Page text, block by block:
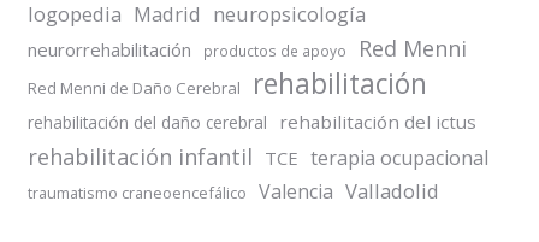
logopedia Madrid neuropsicología
neurorrehabilitación productos de apoyo Red Menni
Red Menni de Daño Cerebral rehabilitación
rehabilitación del daño cerebral rehabilitación del ictus
rehabilitación infantil TCE terapia ocupacional
traumatismo craneoencefálico Valencia Valladolid